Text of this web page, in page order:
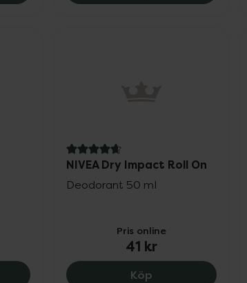
Black & White Original Roll On, 41 kr.
4.7 av 5 i omdöme
NIVEA Dry Impact Roll On
Deodorant 50 ml
Pris online
41 kr
KöpNIVEA Dry